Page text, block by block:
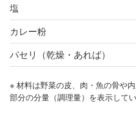
塩
カレー粉
パセリ（乾燥・あれば）
※ 材料は野菜の皮、肉・魚の骨や
部分の分量（調理量）を表示してい